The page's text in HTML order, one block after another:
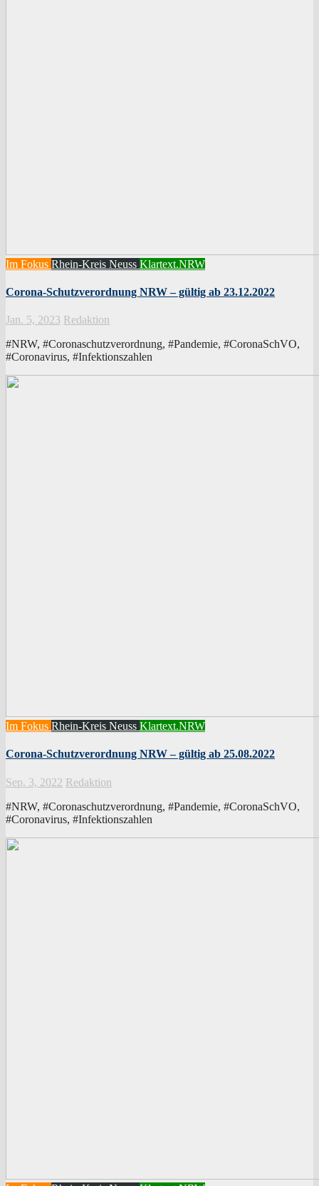
Im Fokus Rhein-Kreis Neuss Klartext.NRW
Corona-Schutzverordnung NRW – gültig ab 23.12.2022
Jan. 5, 2023 Redaktion
#NRW, #Coronaschutzverordnung, #Pandemie, #CoronaSchVO,
#Coronavirus, #Infektionszahlen
Im Fokus Rhein-Kreis Neuss Klartext.NRW
Corona-Schutzverordnung NRW – gültig ab 25.08.2022
Sep. 3, 2022 Redaktion
#NRW, #Coronaschutzverordnung, #Pandemie, #CoronaSchVO,
#Coronavirus, #Infektionszahlen